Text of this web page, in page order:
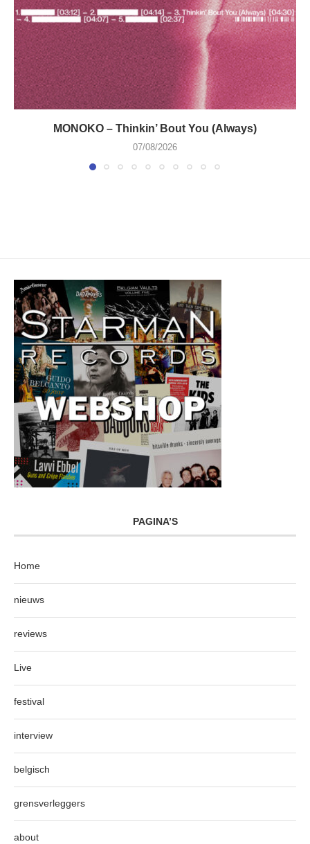
MONOKO – Thinkin’ Bout You (Always)
07/08/2026
PAGINA’S
Home
nieuws
reviews
Live
festival
interview
belgisch
grensverleggers
about